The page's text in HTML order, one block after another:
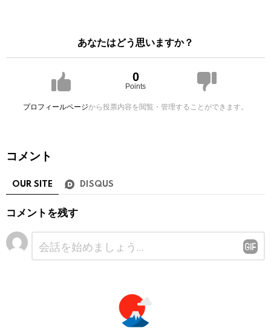
あなたはどう思いますか？
0
Points
プロフィールページから投票内容を閲覧・管理することができます。
コメント
OUR SITE DISQUS
コメントを残す